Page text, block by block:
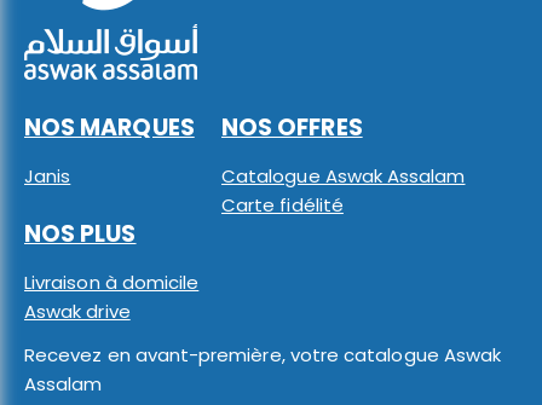
NOS MARQUES
Janis
NOS OFFRES
Catalogue Aswak Assalam
Carte fidélité
NOS PLUS
Livraison à domicile
Aswak drive
Recevez en avant-première, votre catalogue Aswak
Assalam